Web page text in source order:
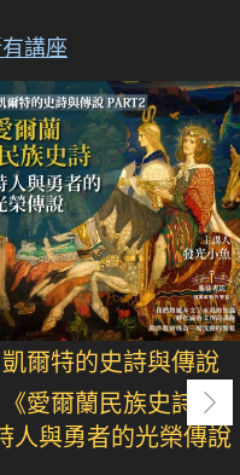
講座
凱爾特的史詩與傳說
《愛爾蘭民族史詩》
人與勇者的光榮傳說